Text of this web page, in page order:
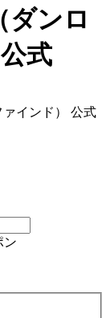
ダンロ
式
インド） 公式
ン